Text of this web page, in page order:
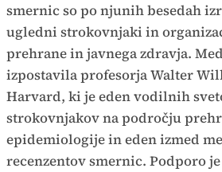
smernic so po njunih besedah
ugledni strokovnjaki in
prehrane in javnega zdravja.
izpostavila profesorja Walter
Harvard, ki je eden vodilnih
strokovnjakov na področju
epidemiologije in eden izmed
recenzentov smernic. Podporo